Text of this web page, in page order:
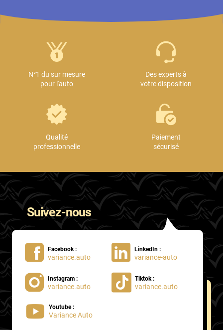
N°1 du sur mesure
pour l'auto
Des experts à
votre disposition
Qualité
professionnelle
Paiement
sécurisé
Suivez-nous
Facebook :
variance.auto
LinkedIn :
variance-auto
Instagram :
variance.auto
Tiktok :
variance.auto
Youtube :
Variance Auto